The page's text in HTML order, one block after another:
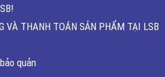
VÀ THANH TOÁN SẢN PHẨM TẠI LSB
quản